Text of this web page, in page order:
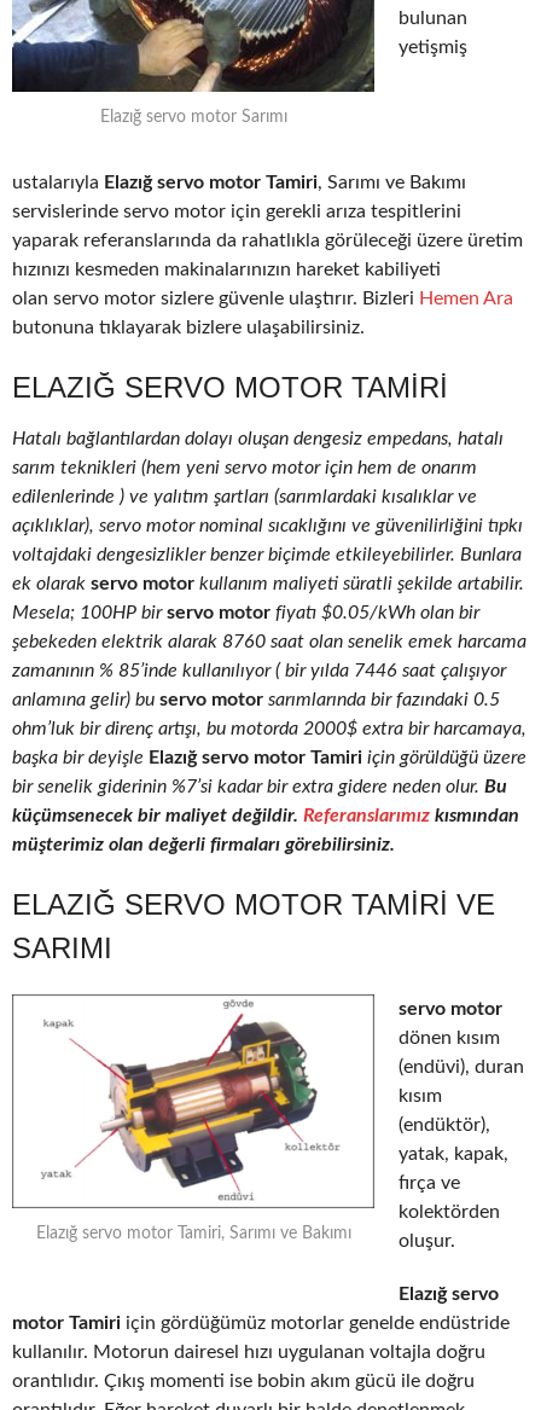
Elazığ servo motor Sarımı
bulunan
yetişmiş
ustalarıyla Elazığ servo motor Tamiri, Sarımı ve Bakımı
servislerinde servo motor için gerekli arıza tespitlerini
yaparak referanslarında da rahatlıkla görüleceği üzere üretim
hızınızı kesmeden makinalarınızın hareket kabiliyeti
olan servo motor sizlere güvenle ulaştırır. Bizleri Hemen Ara
butonuna tıklayarak bizlere ulaşabilirsiniz.
ELAZIĞ SERVO MOTOR TAMIRI
Hatalı bağlantılardan dolayı oluşan dengesiz empedans, hatalı
sarım teknikleri (hem yeni servo motor için hem de onarım
edilenlerinde ) ve yalıtım şartları (sarımlardaki kısalıklar ve
açıklıklar), servo motor nominal sıcaklığını ve güvenilirliğini tıpkı
voltajdaki dengesizlikler benzer biçimde etkileyebilirler. Bunlara
ek olarak servo motor kullanım maliyeti süratli şekilde artabilir.
Mesela; 100HP birservo motor fiyatı $0.05/kWh olan bir
şebekeden elektrik alarak 8760 saat olan senelik emek harcama
zamanının % 85’inde kullanılıyor ( bir yılda 7446 saat çalışıyor
anlamına gelir) bu servo motor sarımlarında bir fazındaki 0.5
ohm’luk bir direnç artışı, bu motorda 2000$ extra bir harcamaya,
başka bir deyişle Elazığ servo motor Tamiri için görüldüğü üzere
bir senelik giderinin %7’si kadar bir extra gidere neden olur. Bu
küçümsenecek bir maliyet değildir. Referanslarımız kısmından
müşterimiz olan değerli firmaları görebilirsiniz.
ELAZIĞ SERVO MOTOR TAMIRI VE
SARIMI
Elazığ servo motor Tamiri, Sarımı ve Bakımı
servo motor
dönen kısım
(endüvi), duran
kısım
(endüktör),
yatak, kapak,
fırça ve
kolektörden
oluşur.
Elazığ servo
motor Tamiri için gördüğümüz motorlar genelde endüstride
kullanılır. Motorun dairesel hızı uygulanan voltajla doğru
orantılıdır. Çıkış momenti ise bobin akım gücü ile doğru